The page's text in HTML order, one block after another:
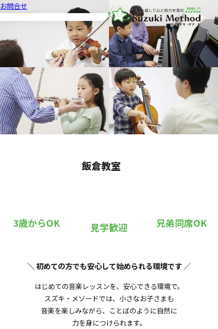
音楽教室スズキ・メソード | 公益
お問合せ
飯倉教室
3歳からOK 見学歓迎 兄弟同席OK
＼ 初めての方でも安心して始められる環境です／
はじめての音楽レッスンを、安心できる環境で。
スズキ・メソードでは、小さなお子さまも
音楽を楽しみながら、ことばのように自然に
力を身につけられます。